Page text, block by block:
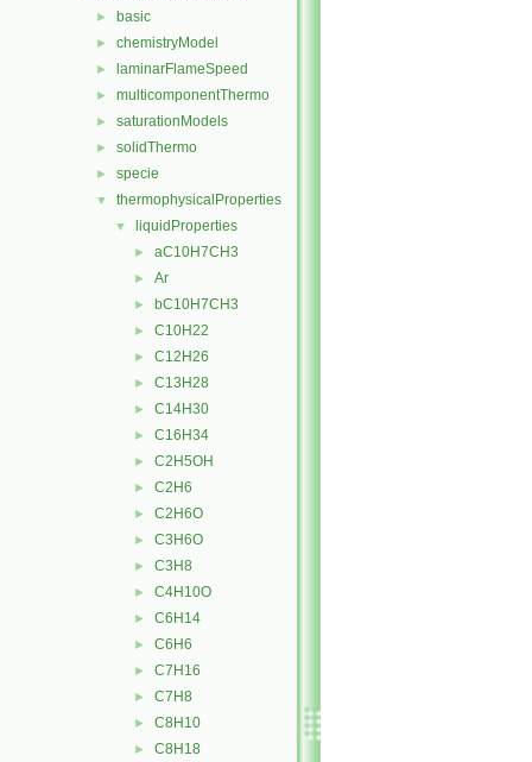
► basic
► chemistryModel
► laminarFlameSpeed
► multicomponentThermo
► saturationModels
► solidThermo
► specie
▼ thermophysicalProperties
▼ liquidProperties
► aC10H7CH3
► Ar
► bC10H7CH3
► C10H22
► C12H26
► C13H28
► C14H30
► C16H34
► C2H5OH
► C2H6
► C2H6O
► C3H6O
► C3H8
► C4H10O
► C6H14
► C6H6
► C7H16
► C7H8
► C8H10
► C8H18